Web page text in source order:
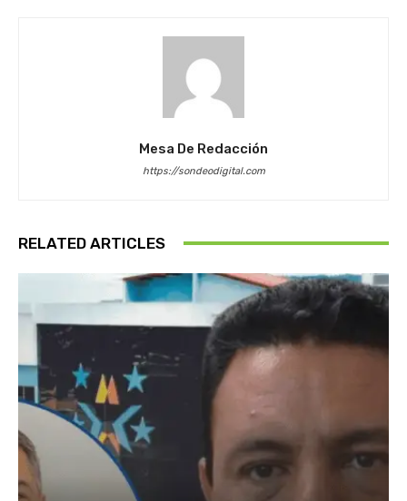
Mesa De Redacción
https://sondeodigital.com
RELATED ARTICLES